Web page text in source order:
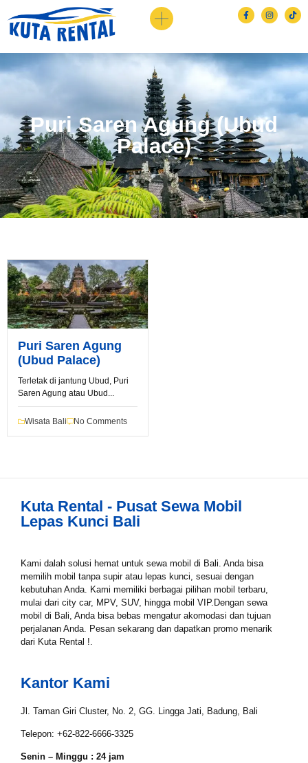
Puri Saren Agung (Ubud
Palace)
Puri Saren Agung
(Ubud Palace)
Terletak di jantung Ubud, Puri
Saren Agung atau Ubud...
Wisata Bali No Comments
Kuta Rental - Pusat Sewa Mobil
Lepas Kunci Bali
Kami dalah solusi hemat untuk sewa mobil di Bali. Anda bisa
memilih mobil tanpa supir atau lepas kunci, sesuai dengan
kebutuhan Anda. Kami memiliki berbagai pilihan mobil terbaru,
mulai dari city car, MPV, SUV, hingga mobil VIP.Dengan sewa
mobil di Bali, Anda bisa bebas mengatur akomodasi dan tujuan
perjalanan Anda. Pesan sekarang dan dapatkan promo menarik
dari Kuta Rental !.
Book via WhatsApp
Pilih Mobil*
Tgl Mulai*
Email*
Kantor Kami
Jl. Taman Giri Cluster, No. 2, GG. Lingga Jati, Badung, Bali
Telepon: +62-822-6666-3325
Senin – Minggu : 24 jam